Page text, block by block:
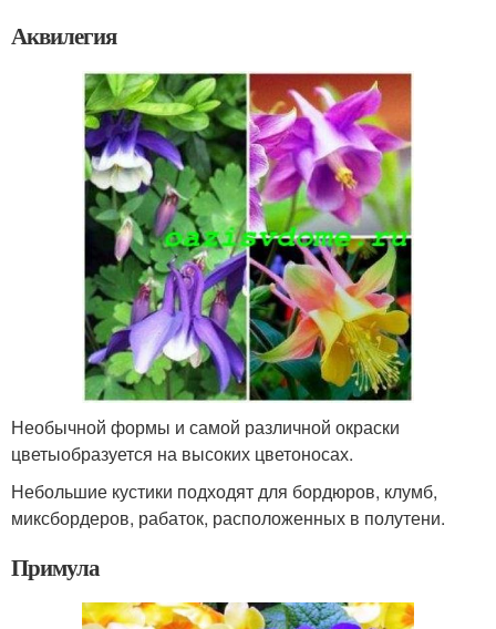
Аквилегия
Необычной формы и самой различной окраски
цветыобразуется на высоких цветоносах.
Небольшие кустики подходят для бордюров, клумб,
миксбордеров, рабаток, расположенных в полутени.
Примула